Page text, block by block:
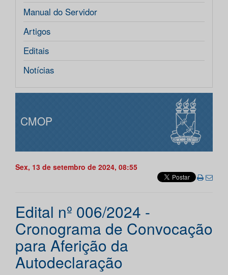
Manual do Servidor
Artigos
Editais
Notícias
CMOP
Sex, 13 de setembro de 2024, 08:55
Edital nº 006/2024 -
Cronograma de Convocação
para Aferição da
Autodeclaração